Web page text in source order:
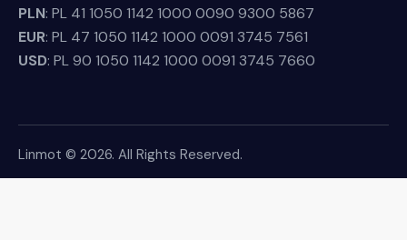
PLN: PL 41 1050 1142 1000 0090 9300 5867
EUR: PL 47 1050 1142 1000 0091 3745 7561
USD: PL 90 1050 1142 1000 0091 3745 7660
Linmot © 2026. All Rights Reserved.